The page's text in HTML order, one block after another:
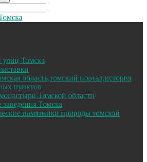
улиц Томска
область,томский портал,история
пунктов
Томской области
Томска
памятники природы томской